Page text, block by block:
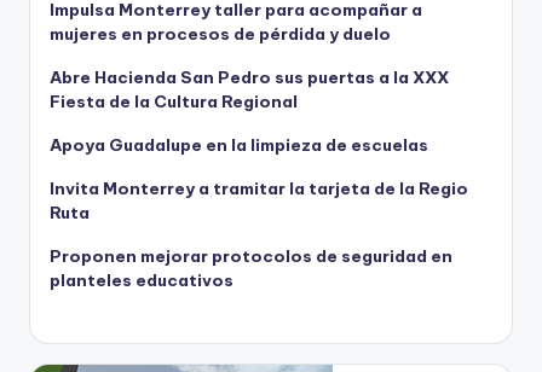
Impulsa Monterrey taller para acompañar a
mujeres en procesos de pérdida y duelo
Abre Hacienda San Pedro sus puertas a la XXX
Fiesta de la Cultura Regional
Apoya Guadalupe en la limpieza de escuelas
Invita Monterrey a tramitar la tarjeta de la Regio
Ruta
Proponen mejorar protocolos de seguridad en
planteles educativos